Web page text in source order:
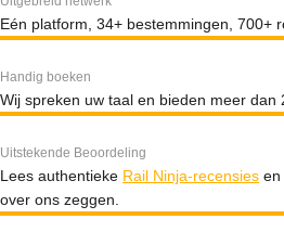
Eén platform, 34+ bestemmingen, 700+
Handig boeken
Wij spreken uw taal en bieden meer dan
Uitstekende Beoordeling
Lees authentieke Rail Ninja-recensies en
over ons zeggen.